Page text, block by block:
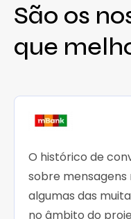
São os
que
O histórico de
sobre mensagens
algumas das
no âmbito do